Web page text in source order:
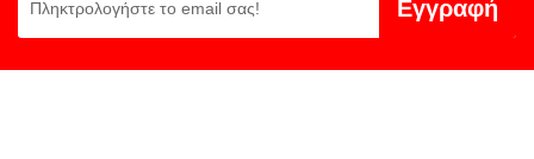
Εγγραφή